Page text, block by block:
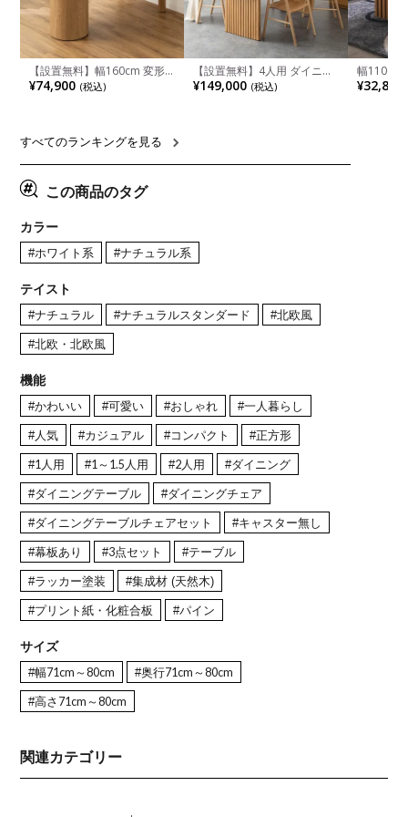
【設置無料】幅160cm 変形
半円 ダイニングテーブル モ
ルタル風 LENAS コンクリー
リア風 グレージュ
¥74,900 (税込)
【設置無料】4人用 ダイニン
グテーブルセット 5点 LUGA
セラミックテーブル おしゃれ
¥149,000 (税込)
幅110cm
木目調 リ
付き 長方
¥32,800
すべてのランキングを見る
この商品のタグ
カラー
#ホワイト系 #ナチュラル系
テイスト
#ナチュラル #ナチュラルスタンダード #北欧風
#北欧・北欧風
機能
#かわいい #可愛い #おしゃれ #一人暮らし
#人気 #カジュアル #コンパクト #正方形
#1人用 #1～1.5人用 #2人用 #ダイニング
#ダイニングテーブル #ダイニングチェア
#ダイニングテーブルチェアセット #キャスター無し
#幕板あり #3点セット #テーブル
#ラッカー塗装 #集成材 (天然木)
#プリント紙・化粧合板 #パイン
サイズ
#幅71cm～80cm #奥行71cm～80cm
#高さ71cm～80cm
関連カテゴリー